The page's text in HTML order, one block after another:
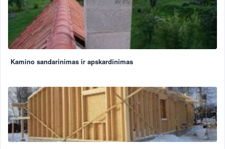
Kamino sandarinimas ir apskardinimas